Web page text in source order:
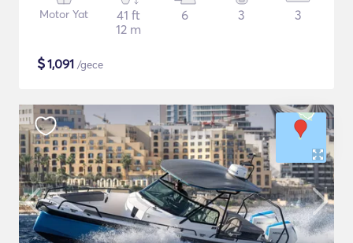
Motor Yat
41 ft
12 m
6 3 3
$1,091 /gece